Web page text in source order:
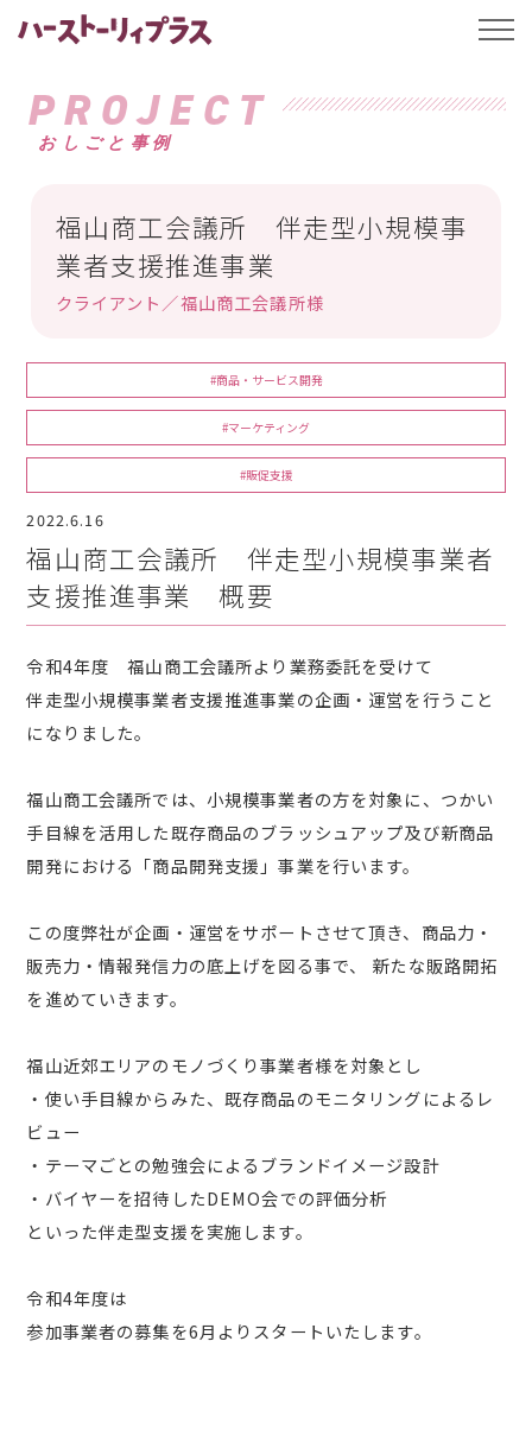
ハーストーリィプ
PROJECT
おしごと事例
福山商工会議所 伴走型小規模事
業者支援推進事業
クライアント／福山商工会議所様
#商品・サービス開発
#マーケティング
#販促支援
2022.6.16
福山商工会議所 伴走型小規模事業者
支援推進事業 概要
令和4年度 福山商工会議所より業務委託を受けて
伴走型小規模事業者支援推進事業の企画・運営を行うこと
になりました。
福山商工会議所では、小規模事業者の方を対象に、つかい
手目線を活用した既存商品のブラッシュアップ及び新商品
開発における「商品開発支援」事業を行います。
この度弊社が企画・運営をサポートさせて頂き、商品力・
販売力・情報発信力の底上げを図る事で、 新たな販路開拓
を進めていきます。
福山近郊エリアのモノづくり事業者様を対象とし
・使い手目線からみた、既存商品のモニタリングによるレ
ビュー
・テーマごとの勉強会によるブランドイメージ設計
・バイヤーを招待したDEMO会での評価分析
といった伴走型支援を実施します。
令和4年度は
参加事業者の募集を6月よりスタートいたします。
t
l